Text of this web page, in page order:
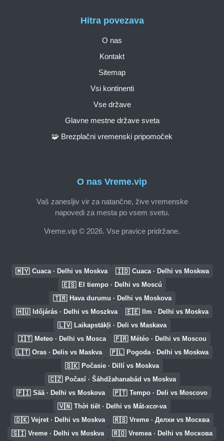
O nas Vreme.vip
Vaš zanesljiv vir za natančne, žive vremenske
napovedi za mesta po vsem svetu.
Vreme.vip © 2026. Vse pravice pridržane.
Hitra povezava
O nas
Kontakt
Sitemap
Vsi kontinenti
Vse države
Glavne mestne države sveta
🧩 Brezplačni vremenski pripomoček
🇲🇾 Cuaca · Delhi vs Moskva 🇮🇩 Cuaca · Delhi vs Moskwa
🇪🇸 El tiempo · Delhi vs Moscú
🇹🇷 Hava durumu · Delhi vs Moskova
🇭🇺 Időjárás · Delhi vs Moszkva 🇪🇪 Ilm · Delhi vs Moskva
🇱🇻 Laikapstākļi · Deli vs Maskava
🇮🇹 Meteo · Delhi vs Mosca 🇫🇷 Météo · Delhi vs Moscou
🇱🇹 Oras · Delis vs Maskva 🇵🇱 Pogoda · Delhi vs Moskwa
🇸🇰 Počasie · Dillí vs Moskva
🇨🇿 Počasí · Šáhdžahanabád vs Moskva
🇫🇮 Sää · Delhi vs Moskova 🇵🇹 Tempo · Deli vs Moscovo
🇻🇳 Thời tiết · Delhi vs Mát-xcơ-va
🇩🇰 Vejret · Delhi vs Moskva 🇷🇸 Vreme · Делхи vs Москва
🇸🇮 Vreme · Delhi vs Moskva 🇷🇴 Vremea · Delhi vs Москова